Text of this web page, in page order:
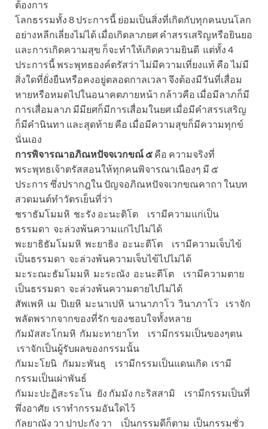
ต้องการ
โลกธรรมทั้ง 8 ประการนี้ ย่อมเป็นสิ่งที่เกิดกับทุกคนบนโลก
อย่างหลีกเลี่ยงไม่ได้ เมื่อเกิดลาภยศ คำสรรเสริญหรือยินยอ
และการเกิดความสุข ก็จะทำให้เกิดความยินดี แต่ทั้ง 4
ประการนี้ พระพุทธองค์ตรัสว่า ไม่มีความเที่ยงแท้ คือ ไม่มี
สิ่งใดที่ยั่งยืนหรือคงอยู่ตลอดกาลเวลา จึงต้องมีวันที่เสื่อม
หายหรือหมดไปในอนาคตภายหน้า กล้าวคือ เมื่อมีลาภก็มี
การเสื่อมลาภ มีมียศก็มีการเสื่อมในยศ เมื่อมีคำสรรเสริญ
ก็มีคำนินทา และสุดท้าย คือ เมื่อมีความสุขก็มีความทุกข์
นั่นเอง
การพิจารณาอภิณหปัจจเวกขณ์ ๕ คือ ความจริงที่
พระพุทธเจ้าตรัสสอนให้ทุกคนพิจารณาเนืองๆ มี ๕
ประการ ซึ่งปรากฎในปัญจอภิณหปัจจเวกขณคาถา ในบท
สวดมนต์ทำวัตรเย็นที่ว่า
ชราธัมโมมหิ ชะรัง อะนะติโต เรามีความแก่เป็น
ธรรมดา จะล่วงพ้นความแก่ไปไม่ได้
พะยาธิธัมโมมหิ พะยาธิง อะนะตีโต เรามีความเจ็บไข้
เป็นธรรมดา จะล่วงพ้นความเจ็บไข้ไปไม่ได้
มะระณะธัมโมมหิ มะระณัง อะนะตีโต เรามีความตาย
เป็นธรรมดา จะล่วงพ้นความตายไปไม่ได้
สัพเพหิ เม ปิเยหิ มะนาเปหิ นานาภาโว วินาภาโว เราจัก
พลัดพรากจากของที่รัก ของชอบใจทั้งหลาย
กัมมัสสะโกมหิ กัมมะทายาโท เรามีกรรมเป็นของๆตน
เราจักเป็นผู้รับผลของกรรมนั้น
กัมมะโยนิ กัมมะพันธุ เรามีกรรมเป็นแดนเกิด เรามี
กรรมเป็นเผ่าพันธ์
กัมมะปะฏิสะระโน ยัง กัมมัง กะริสสามิ เรามีกรรมเป็นที่
พึ่งอาศัย เราทำกรรมอันใดไว้
กัลยาณัง วา ปาปะกัง วา เป็นกรรมดีก็ตาม เป็นกรรมชั่ว